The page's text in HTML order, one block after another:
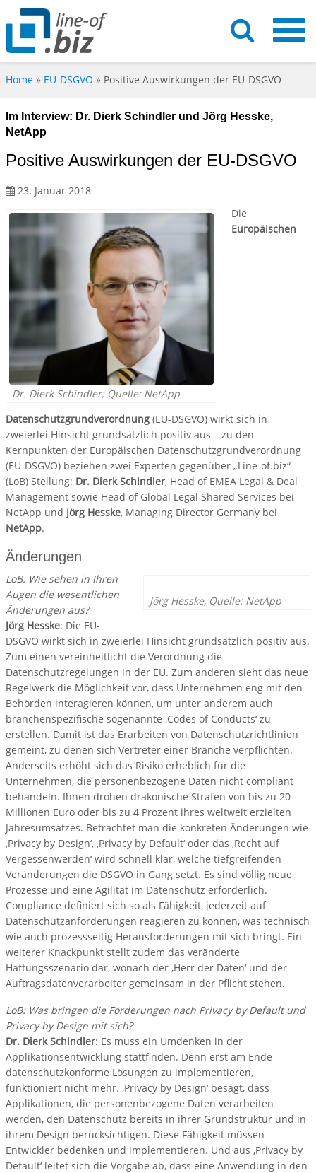
Home » EU-DSGVO » Positive Auswirkungen der EU-DSGVO
Im Interview: Dr. Dierk Schindler und Jörg Hesske,
NetApp
Positive Auswirkungen der EU-DSGVO
23. Januar 2018
Dr. Dierk Schindler; Quelle: NetApp
Die
Europäischen
Datenschutzgrundverordnung (EU-DSGVO) wirkt sich in
zweierlei Hinsicht grundsätzlich positiv aus – zu den
Kernpunkten der Europäischen Datenschutzgrundverordnung
(EU-DSGVO) beziehen zwei Experten gegenüber „Line-of.biz“
(LoB) Stellung: Dr. Dierk Schindler, Head of EMEA Legal & Deal
Management sowie Head of Global Legal Shared Services bei
NetApp und Jörg Hesske, Managing Director Germany bei
NetApp.
Änderungen
Jörg Hesske, Quelle: NetApp
LoB: Wie sehen in Ihren
Augen die wesentlichen
Änderungen aus?
Jörg Hesske: Die EU-
DSGVO wirkt sich in zweierlei Hinsicht grundsätzlich positiv aus.
Zum einen vereinheitlicht die Verordnung die
Datenschutzregelungen in der EU. Zum anderen sieht das neue
Regelwerk die Möglichkeit vor, dass Unternehmen eng mit den
Behörden interagieren können, um unter anderem auch
branchenspezifische sogenannte ‚Codes of Conducts‘ zu
erstellen. Damit ist das Erarbeiten von Datenschutzrichtlinien
gemeint, zu denen sich Vertreter einer Branche verpflichten.
Anderseits erhöht sich das Risiko erheblich für die
Unternehmen, die personenbezogene Daten nicht compliant
behandeln. Ihnen drohen drakonische Strafen von bis zu 20
Millionen Euro oder bis zu 4 Prozent ihres weltweit erzielten
Jahresumsatzes. Betrachtet man die konkreten Änderungen wie
‚Privacy by Design‘, ‚Privacy by Default‘ oder das ‚Recht auf
Vergessenwerden‘ wird schnell klar, welche tiefgreifenden
Veränderungen die DSGVO in Gang setzt. Es sind völlig neue
Prozesse und eine Agilität im Datenschutz erforderlich.
Compliance definiert sich so als Fähigkeit, jederzeit auf
Datenschutzanforderungen reagieren zu können, was technisch
wie auch prozessseitig Herausforderungen mit sich bringt. Ein
weiterer Knackpunkt stellt zudem das veränderte
Haftungsszenario dar, wonach der ‚Herr der Daten‘ und der
Auftragsdatenverarbeiter gemeinsam in der Pflicht stehen.
LoB: Was bringen die Forderungen nach Privacy by Default und
Privacy by Design mit sich?
Dr. Dierk Schindler: Es muss ein Umdenken in der
Applikationsentwicklung stattfinden. Denn erst am Ende
datenschutzkonforme Lösungen zu implementieren,
funktioniert nicht mehr. ‚Privacy by Design‘ besagt, dass
Applikationen, die personenbezogene Daten verarbeiten
werden, den Datenschutz bereits in ihrer Grundstruktur und in
ihrem Design berücksichtigen. Diese Fähigkeit müssen
Entwickler bedenken und implementieren. Und aus ‚Privacy by
Default‘ leitet sich die Vorgabe ab, dass eine Anwendung in den